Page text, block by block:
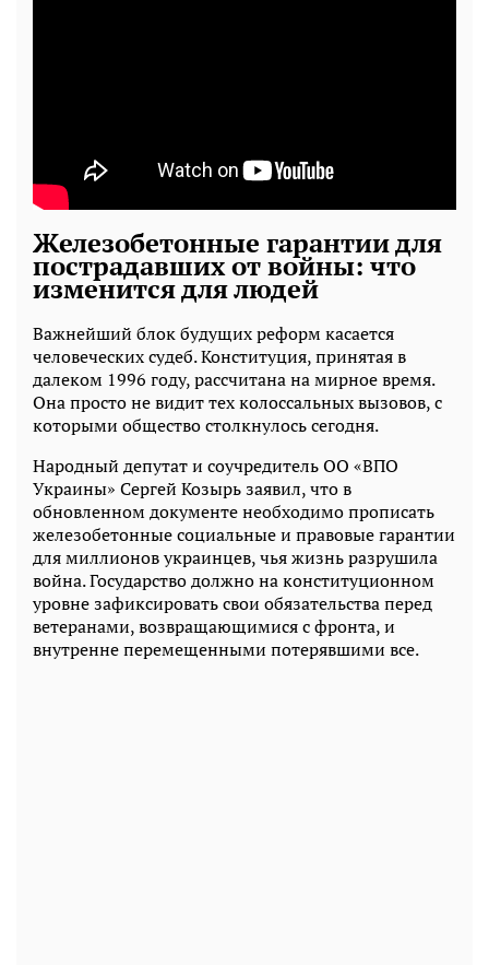
Железобетонные гарантии для
пострадавших от войны: что
изменится для людей
Важнейший блок будущих реформ касается
человеческих судеб. Конституция, принятая в
далеком 1996 году, рассчитана на мирное время.
Она просто не видит тех колоссальных вызовов, с
которыми общество столкнулось сегодня.
Народный депутат и соучредитель ОО «ВПО
Украины» Сергей Козырь заявил, что в
обновленном документе необходимо прописать
железобетонные социальные и правовые гарантии
для миллионов украинцев, чья жизнь разрушила
война. Государство должно на конституционном
уровне зафиксировать свои обязательства перед
ветеранами, возвращающимися с фронта, и
внутренне перемещенными потерявшими все.